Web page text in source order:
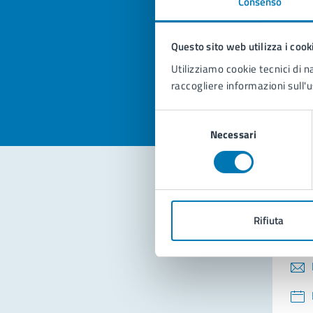
Questo sito web utilizza i
Utilizziamo cookie tecnici di
raccogliere informazioni
consenso
Necessari
Rifiuta